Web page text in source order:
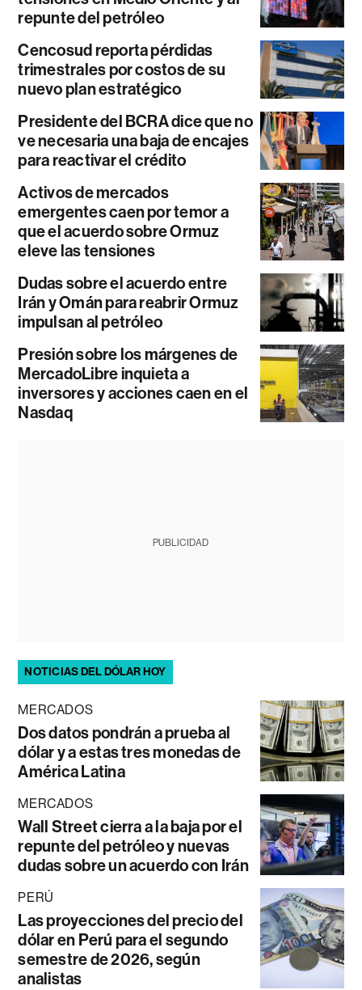
repunte del petróleo
Cencosud reporta pérdidas
trimestrales por costos de su
nuevo plan estratégico
Presidente del BCRA dice que no
ve necesaria una baja de encajes
para reactivar el crédito
Activos de mercados
emergentes caen por temor a
que el acuerdo sobre Ormuz
eleve las tensiones
Dudas sobre el acuerdo entre
Irán y Omán para reabrir Ormuz
impulsan al petróleo
Presión sobre los márgenes de
MercadoLibre inquieta a
inversores y acciones caen en el
Nasdaq
PUBLICIDAD
NOTICIAS DEL DÓLAR HOY
MERCADOS
Dos datos pondrán a prueba al
dólar y a estas tres monedas de
América Latina
MERCADOS
Wall Street cierra a la baja por el
repunte del petróleo y nuevas
dudas sobre un acuerdo con Irán
PERÚ
Las proyecciones del precio del
dólar en Perú para el segundo
semestre de 2026, según
analistas